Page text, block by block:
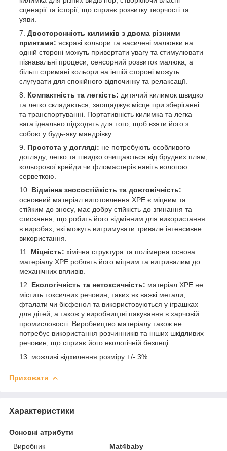
сценарії та історії, що сприяє розвитку творчості та
уяви.
Двосторонність килимків з двома різними
принтами: яскраві кольори та насичені малюнки на
одній стороні можуть привертати увагу та стимулювати
пізнавальні процеси, сенсорний розвиток малюка, а
більш стримані кольори на іншій стороні можуть
слугувати для спокійного відпочинку та релаксації.
Компактність та легкість: дитячий килимок швидко
та легко складається, заощаджує місце при зберіганні
та транспортуванні. Портативність килимка та легка
вага ідеально підходять для того, щоб взяти його з
собою у будь-яку мандрівку.
Простота у догляді: не потребують особливого
догляду, легко та швидко очищаються від брудних плям,
кольорової крейди чи фломастерів навіть вологою
серветкою.
Відмінна зносостійкість та довговічність:
основний матеріал виготовлення XPE є міцним та
стійким до зносу, має добру стійкість до згинання та
стискання, що робить його відмінним для використання
в виробах, які можуть витримувати тривале інтенсивне
використання.
Міцність: хімічна структура та полімерна основа
матеріалу ХРЕ роблять його міцним та витривалим до
механічних впливів.
Екологічність та нетоксичність: матеріал ХРЕ не
містить токсичних речовин, таких як важкі метали,
фталати чи бісфенол та використовуються у іграшках
для дітей, а також у виробництві пакування в харчовій
промисловості. Виробництво матеріалу також не
потребує використання розчинників та інших шкідливих
речовин, що сприяє його екологічній безпеці.
можливі відхилення розміру +/- 3%
Приховати
Характеристики
Основні атрибути
Виробник
Mat4baby